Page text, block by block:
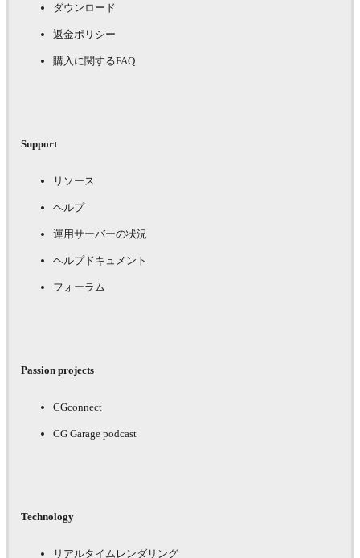
ダウンロード
返金ポリシー
購入に関するFAQ
Support
リソース
ヘルプ
運用サーバーの状況
ヘルプドキュメント
フォーラム
Passion projects
CGconnect
CG Garage podcast
Technology
リアルタイムレンダリング